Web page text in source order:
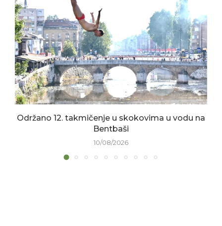
Održano 12. takmičenje u skokovima u vodu na
Bentbaši
10/08/2026